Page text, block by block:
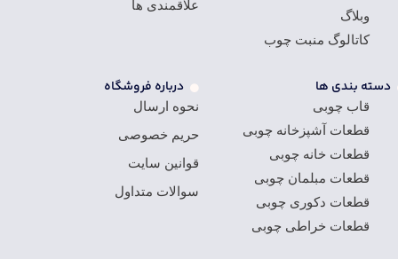
وبلاگ
کاتالوگ منبت چوب
علاقمندی ها
دسته بندی ها
قاب چوبی
قطعات آشپزخانه چوبی
قطعات خانه چوبی
قطعات مبلمان چوبی
قطعات دکوری چوبی
قطعات خراطی چوبی
درباره فروشگاه
نحوه ارسال
حریم خصوصی
قوانین سایت
سوالات متداول